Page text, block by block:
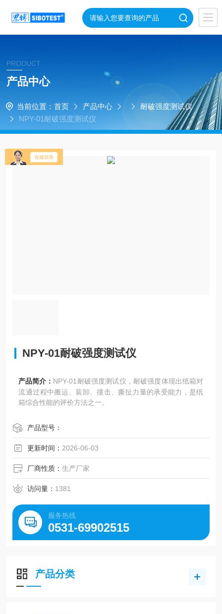
PRODUCT
产品中心
当前位置： 首页 产品中心
耐破强度测试仪
NPY-01耐破强度测试仪
NPY-01耐破强度测试仪
产品简介： NPY-01耐破强度测试仪，耐破强度体现出纸箱对
流通过程中搬运、装卸、撞击、撕扯力量的承受能力，是纸
箱综合性能的评价方法之一。
产品型号：
更新时间： 2026-06-03
厂商性质：生产厂家
访问量： 1381
服务热线
0531-69902515
产品分类